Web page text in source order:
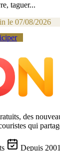
taguer...
le 07/08/2026
des
qui
Depuis 2001